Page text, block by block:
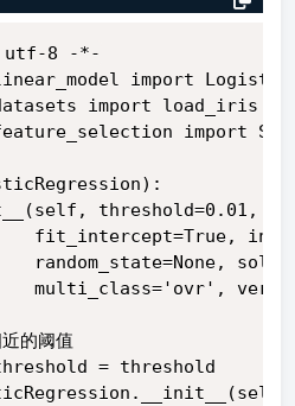
utf-8 -*-
import
import load_iris
import
threshold=0.01,
fit_intercept=True,
random_state=None,
multi_class='ovr',
的阈值
= threshold